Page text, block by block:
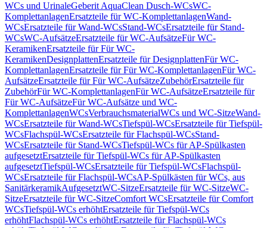
WCs und UrinaleGeberit AquaClean Dusch-WCsWC-
KomplettanlagenErsatzteile für WC-KomplettanlagenWand-
WCsErsatzteile für Wand-WCsStand-WCsErsatzteile für Stand-
WCsWC-AufsätzeErsatzteile für WC-AufsätzeFür WC-
KeramikenErsatzteile für Für WC-
KeramikenDesignplattenErsatzteile für DesignplattenFür WC-
KomplettanlagenErsatzteile für Für WC-KomplettanlagenFür WC-
AufsätzeErsatzteile für Für WC-AufsätzeZubehörErsatzteile für
ZubehörFür WC-KomplettanlagenFür WC-AufsätzeErsatzteile für
Für WC-AufsätzeFür WC-Aufsätze und WC-
KomplettanlagenWCsVerbrauchsmaterialWCs und WC-SitzeWand-
WCsErsatzteile für Wand-WCsTiefspül-WCsErsatzteile für Tiefspül-
WCsFlachspül-WCsErsatzteile für Flachspül-WCsStand-
WCsErsatzteile für Stand-WCsTiefspül-WCs für AP-Spülkasten
aufgesetztErsatzteile für Tiefspül-WCs für AP-Spülkasten
aufgesetztTiefspül-WCsErsatzteile für Tiefspül-WCsFlachspül-
WCsErsatzteile für Flachspül-WCsAP-Spülkästen für WCs, aus
SanitärkeramikAufgesetztWC-SitzeErsatzteile für WC-SitzeWC-
SitzeErsatzteile für WC-SitzeComfort WCsErsatzteile für Comfort
WCsTiefspül-WCs erhöhtErsatzteile für Tiefspül-WCs
erhöhtFlachspül-WCs erhöhtErsatzteile für Flachspül-WCs